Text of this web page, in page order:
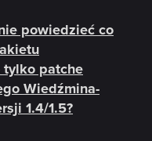
powiedzieć co
tylko patche
Wiedźmina-
1.4/1.5?